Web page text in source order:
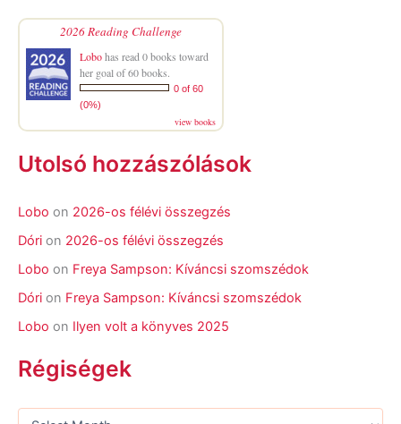
2026 Reading Challenge
Lobohas read 0 books toward
her goal of 60 books.
0 of 60
(0%)
view books
Utolsó hozzászólások
Lobo on 2026-os félévi összegzés
Dóri on 2026-os félévi összegzés
Lobo on Freya Sampson: Kíváncsi szomszédok
Dóri on Freya Sampson: Kíváncsi szomszédok
Lobo on Ilyen volt a könyves 2025
Régiségek